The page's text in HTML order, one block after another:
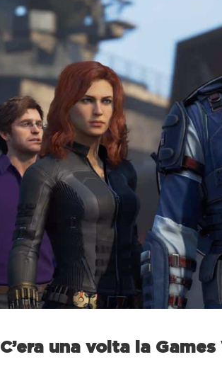
C’era una volta la Games